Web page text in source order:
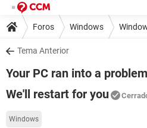
Foros Windows
Tema Anterior
Your PC ran into a
We'll restart for you
Windows